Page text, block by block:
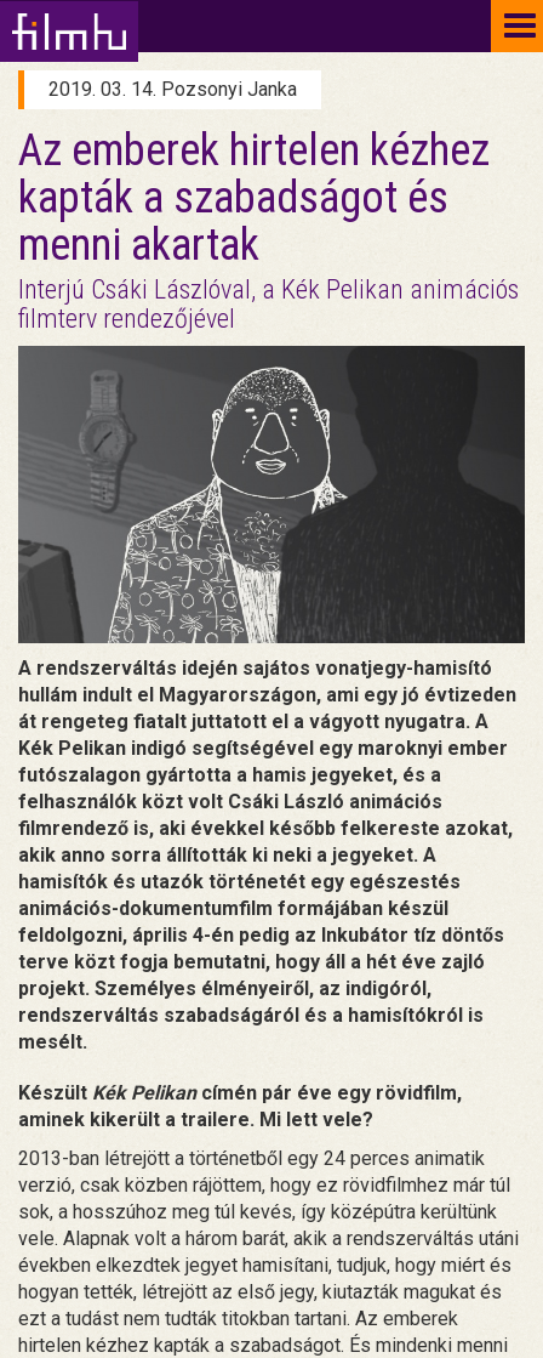
2019. 03. 14. Pozsonyi Janka
Az emberek hirtelen kézhez
kapták a szabadságot és
menni akartak
Interjú Csáki Lászlóval, a Kék Pelikan animációs
filmterv rendezőjével
A rendszerváltás idején sajátos vonatjegy-hamisító
hullám indult el Magyarországon, ami egy jó évtizeden
át rengeteg fiatalt juttatott el a vágyott nyugatra. A
Kék Pelikan indigó segítségével egy maroknyi ember
futószalagon gyártotta a hamis jegyeket, és a
felhasználók közt volt Csáki László animációs
filmrendező is, aki évekkel később felkereste azokat,
akik anno sorra állították ki neki a jegyeket. A
hamisítók és utazók történetét egy egészestés
animációs-dokumentumfilm formájában készül
feldolgozni, április 4-én pedig az Inkubátor tíz döntős
terve közt fogja bemutatni, hogy áll a hét éve zajló
projekt. Személyes élményeiről, az indigóról,
rendszerváltás szabadságáról és a hamisítókról is
mesélt.
Készült Kék Pelikancímén pár éve egy rövidfilm,
aminek kikerült a trailere. Mi lett vele?
2013-ban létrejött a történetből egy 24 perces animatik
verzió, csak közben rájöttem, hogy ez rövidfilmhez már túl
sok, a hosszúhoz meg túl kevés, így középútra kerültünk
vele. Alapnak volt a három barát, akik a rendszerváltás utáni
években elkezdtek jegyet hamisítani, tudjuk, hogy miért és
hogyan tették, létrejött az első jegy, kiutazták magukat és
ezt a tudást nem tudták titokban tartani. Az emberek
hirtelen kézhez kapták a szabadságot. És mindenki menni